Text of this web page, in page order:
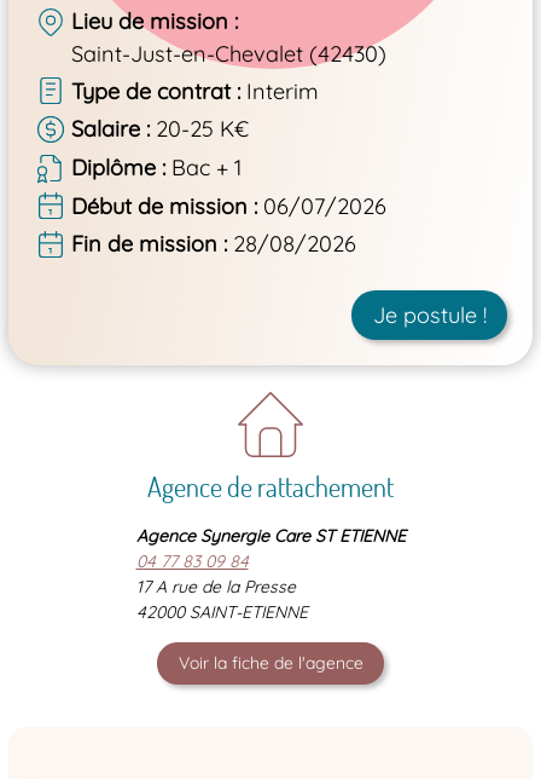
Lieu de mission
Saint-Just-en-Chevalet (42430)
Type de contrat
Interim
Salaire
20-25 K€
Diplôme
Bac + 1
Début de mission
06/07/2026
Fin de mission
28/08/2026
Je postule !
Agence de rattachement
Agence Synergie Care ST ETIENNE
04 77 83 09 84
17 A rue de la Presse
42000 SAINT-ETIENNE
Voir la fiche de l'agence